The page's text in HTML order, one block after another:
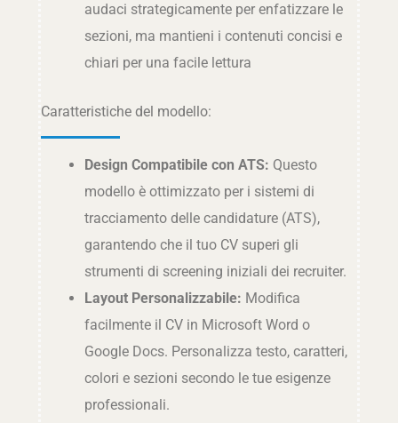
audaci strategicamente per enfatizzare le
sezioni, ma mantieni i contenuti concisi e
chiari per una facile lettura
Caratteristiche del modello:
Design Compatibile con ATS: Questo
modello è ottimizzato per i sistemi di
tracciamento delle candidature (ATS),
garantendo che il tuo CV superi gli
strumenti di screening iniziali dei recruiter.
Layout Personalizzabile: Modifica
facilmente il CV in Microsoft Word o
Google Docs. Personalizza testo, caratteri,
colori e sezioni secondo le tue esigenze
professionali.